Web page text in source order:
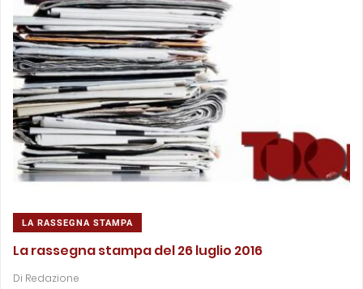
LA RASSEGNA STAMPA
La rassegna stampa del 26 luglio 2016
Di Redazione